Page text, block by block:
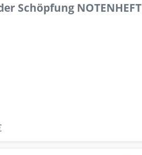
Schöpfung NOTENHEFT